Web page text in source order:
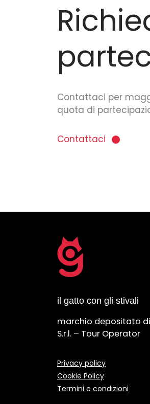
Contattaci per
quota di
Contattaci
il gatto con gli stivali
marchio depositato di
S.r.l. – Tour Operator
Privacy policy
Cookie Policy
Termini e condizioni